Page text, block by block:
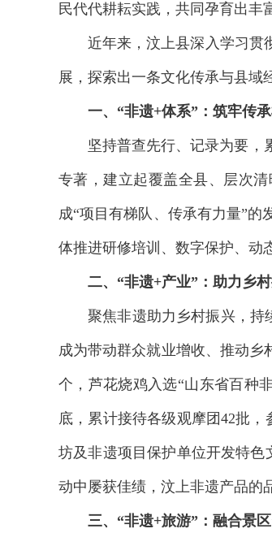
民代代耕耘实践，共同孕育出丰
近年来，汶上县深入学习贯
展，探索出一条文化传承与县域
一、“非遗+体系”：筑牢传
坚持普查先行、记录为要，
专著，建立起覆盖全县、层次
成“项目有梯队、传承有力量”的
体推进研修培训、数字保护、动
二、“非遗+产业”：助力乡
聚焦非遗助力乡村振兴，持
成为带动群众就业增收、推动乡
个，芦花烧鸡入选“山东省百种
底，累计接待各级观摩团42批
坊及非遗项目保护单位开发特
动中屡获佳绩，汶上非遗产品的
三、“非遗+旅游”：融合景